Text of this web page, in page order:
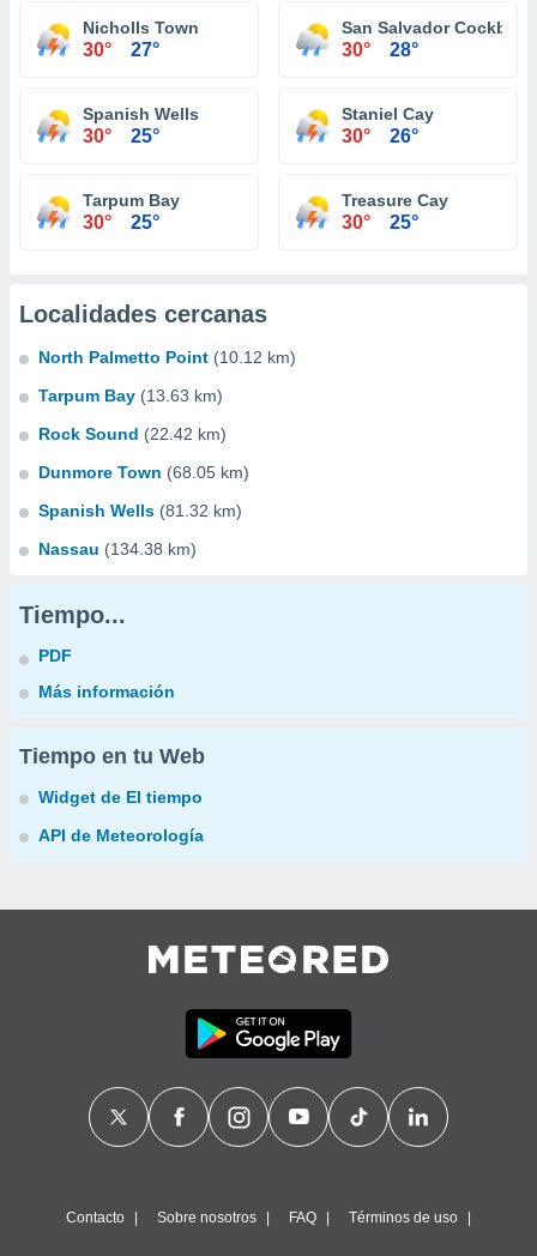
Nicholls Town
30° 27°
San Salvador
30° 28°
Spanish Wells
30° 25°
Staniel Cay
30° 26°
Tarpum Bay
30° 25°
Treasure Cay
30° 25°
Localidades cercanas
North Palmetto Point (10.12 km)
Tarpum Bay (13.63 km)
Rock Sound (22.42 km)
Dunmore Town (68.05 km)
Spanish Wells (81.32 km)
Nassau (134.38 km)
Tiempo...
PDF
Más información
Tiempo en tu Web
Widget de El tiempo
API de Meteorología
Contacto Sobre nosotros FAQ Términos de uso